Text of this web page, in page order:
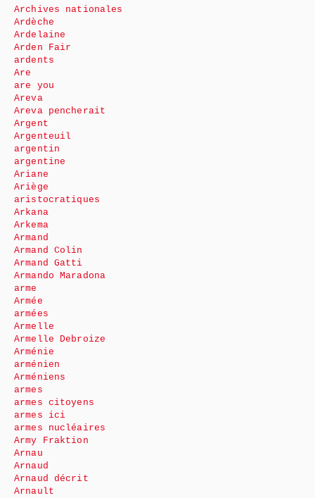
Archives nationales
Ardèche
Ardelaine
Arden Fair
ardents
Are
are you
Areva
Areva pencherait
Argent
Argenteuil
argentin
argentine
Ariane
Ariège
aristocratiques
Arkana
Arkema
Armand
Armand Colin
Armand Gatti
Armando Maradona
arme
Armée
armées
Armelle
Armelle Debroize
Arménie
arménien
Arméniens
armes
armes citoyens
armes ici
armes nucléaires
Army Fraktion
Arnau
Arnaud
Arnaud décrit
Arnault